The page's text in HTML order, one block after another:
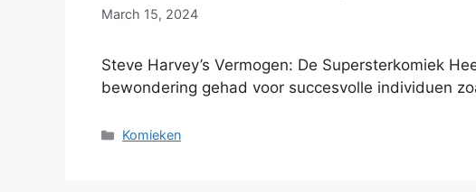
March 15, 2024
Steve Harvey’s Vermogen: De Supersterkomiek
bewondering gehad voor succesvolle individuen
Categories
Komieken